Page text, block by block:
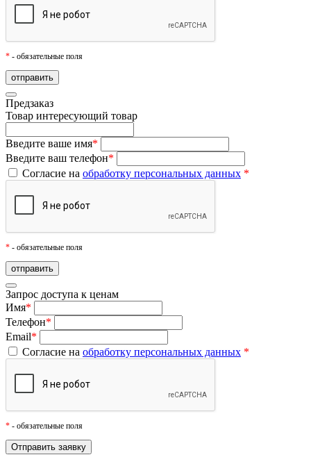
* - обязательные поля
Предзаказ
Товар интересующий товар
Введите ваше имя*
Введите ваш телефон*
Согласие на обработку персональных данных *
* - обязательные поля
Запрос доступа к ценам
Имя*
Телефон*
Email*
Согласие на обработку персональных данных *
* - обязательные поля